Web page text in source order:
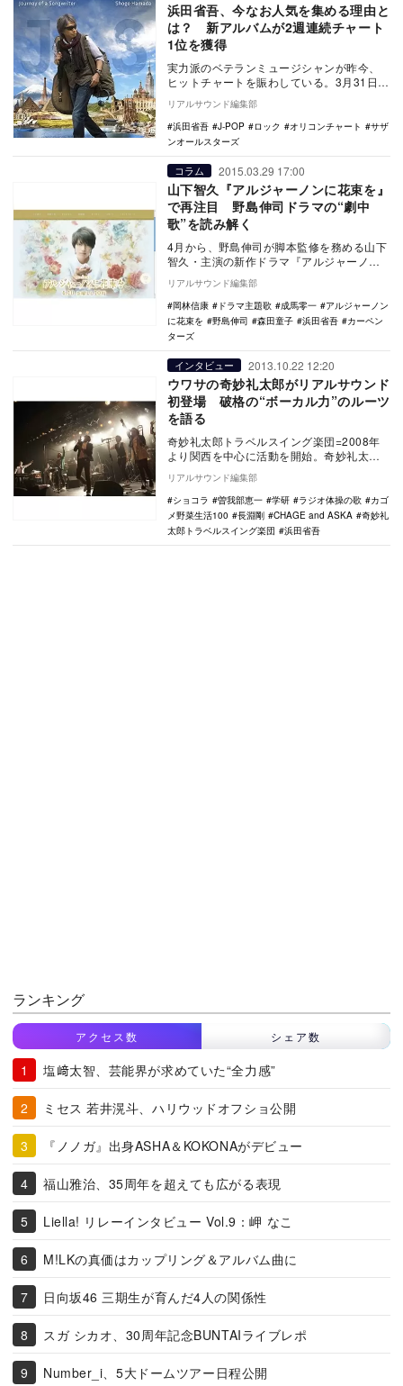
浜田省吾、今なお人気を集める理由と
は？ 新アルバムが2週連続チャート
1位を獲得
実力派のベテランミュージシャンが昨今、
ヒットチャートを賑わしている。3月31日に
発売されたサザンオールスターズの『葡
萄』が、オリ…
リアルサウンド編集部
浜田省吾
J-POP ロック オリコンチャート
サザ
ンオールスターズ
コラム 2015.03.29 17:00
山下智久『アルジャーノンに花束を』
で再注目 野島伸司ドラマの“劇中
歌”を読み解く
4月から、野島伸司が脚本監修を務める山下
智久・主演の新作ドラマ『アルジャーノン
に花束を』（TBS系）がはじまることもあ
ってか、野…
リアルサウンド編集部
岡林信康
ドラマ主題歌 成馬零一
アルジャーノン
に花束を
野島伸司 森田童子 浜田省吾
カーペン
ターズ
インタビュー 2013.10.22 12:20
ウワサの奇妙礼太郎がリアルサウンド
初登場 破格の“ボーカル力”のルーツ
を語る
奇妙礼太郎トラベルスイング楽団=2008年
より関西を中心に活動を開始。奇妙礼太郎
を中心にだいたい12名のメンバーで形成さ
れる歌謡…
リアルサウンド編集部
ショコラ
曽我部恵一 学研 ラジオ体操の歌
カゴ
メ野菜生活100
長淵剛 CHAGE and ASKA
奇妙礼
太郎トラベルスイング楽団
浜田省吾
ランキング
アクセス数 シェア数
塩﨑太智、芸能界が求めていた“全力感”
ミセス 若井滉斗、ハリウッドオフショ公開
『ノノガ』出身ASHA＆KOKONAがデビュー
福山雅治、35周年を超えても広がる表現
Liella! リレーインタビュー Vol.9：岬 なこ
M!LKの真価はカップリング＆アルバム曲に
日向坂46 三期生が育んだ4人の関係性
スガ シカオ、30周年記念BUNTAIライブレポ
Number_i、5大ドームツアー日程公開